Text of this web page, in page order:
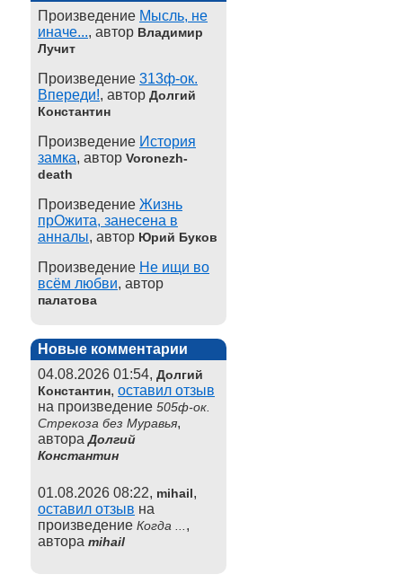
Произведение Мысль, не
иначе..., автор Владимир
Лучит
Произведение 313ф-ок.
Впереди!, автор Долгий
Константин
Произведение История
замка, автор Voronezh-
death
Произведение Жизнь
прОжита, занесена в
анналы, автор Юрий Буков
Произведение Не ищи во
всём любви, автор
палатова
Новые комментарии
04.08.2026 01:54, Долгий
Константин, оставил отзыв
на произведение 505ф-ок.
Стрекоза без Муравья,
автораДолгий
Константин
01.08.2026 08:22, mihail,
оставил отзыв на
произведение Когда ... ,
автора mihail